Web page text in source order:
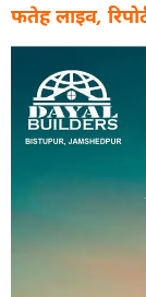
फतेह लाइव,